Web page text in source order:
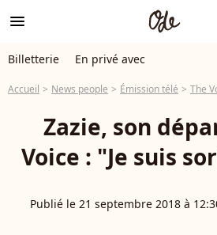
menu
Billetterie En privé avec
Accueil News people Émission télé The
Zazie, son
Voice : "Je suis
Publié le 21 septembre 2018 à